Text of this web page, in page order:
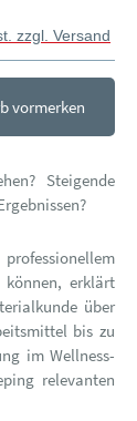
zzgl. Versand
vormerken
Steigende
können, erklärt
über
bis zu
im Wellness-
relevanten